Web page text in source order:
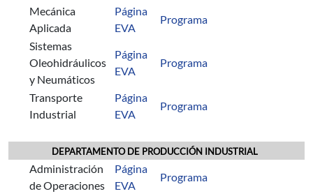
Mecánica
Aplicada
Página
EVA
Programa
Sistemas
Oleohidráulicos
y Neumáticos
Página
EVA
Programa
Transporte
Industrial
Página
EVA
Programa
DEPARTAMENTO DE PRODUCCIÓN INDUSTRIAL
Administración
de Operaciones
Página
EVA
Programa